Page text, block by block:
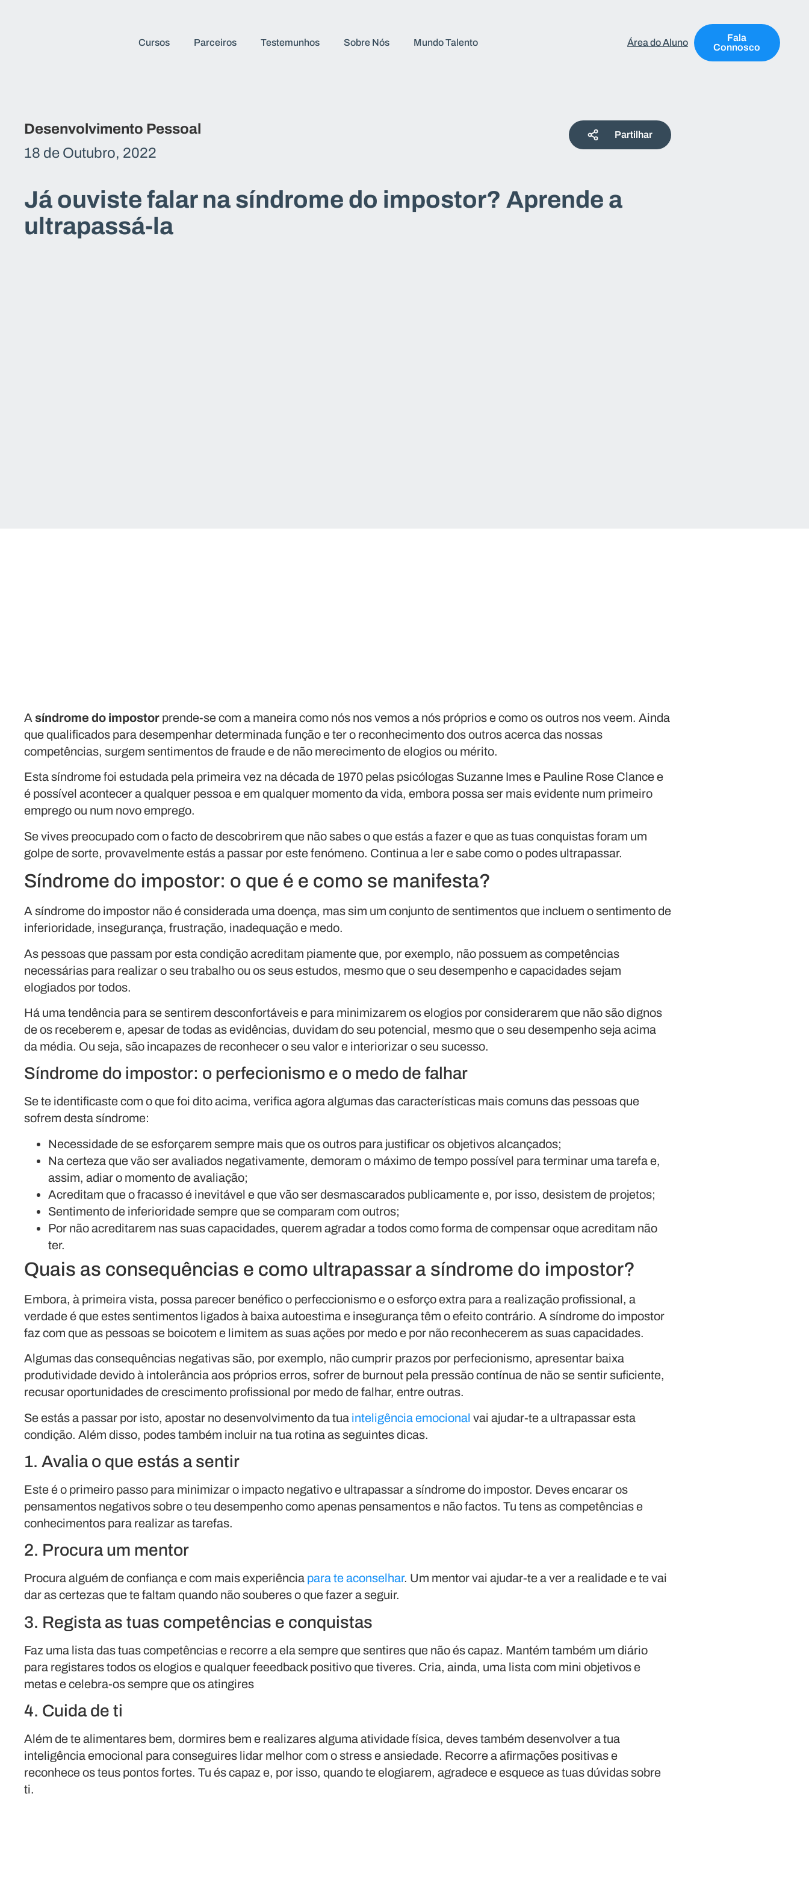
Cursos Parceiros Testemunhos Sobre Nós Mundo Talento Área do Aluno
Fala
Connosco
Desenvolvimento Pessoal
18 de Outubro, 2022
Partilhar
Já ouviste falar na síndrome do impostor? Aprende a
ultrapassá-la
A síndrome do impostor prende-se com a maneira como nós nos vemos a nós próprios e como os outros nos veem. Ainda
que qualificados para desempenhar determinada função e ter o reconhecimento dos outros acerca das nossas
competências, surgem sentimentos de fraude e de não merecimento de elogios ou mérito.
Esta síndrome foi estudada pela primeira vez na década de 1970 pelas psicólogas Suzanne Imes e Pauline Rose Clance e
é possível acontecer a qualquer pessoa e em qualquer momento da vida, embora possa ser mais evidente num primeiro
emprego ou num novo emprego.
Se vives preocupado com o facto de descobrirem que não sabes o que estás a fazer e que as tuas conquistas foram um
golpe de sorte, provavelmente estás a passar por este fenómeno. Continua a ler e sabe como o podes ultrapassar.
Síndrome do impostor: o que é e como se manifesta?
A síndrome do impostor não é considerada uma doença, mas sim um conjunto de sentimentos que incluem o sentimento de
inferioridade, insegurança, frustração, inadequação e medo.
As pessoas que passam por esta condição acreditam piamente que, por exemplo, não possuem as competências
necessárias para realizar o seu trabalho ou os seus estudos, mesmo que o seu desempenho e capacidades sejam
elogiados por todos.
Há uma tendência para se sentirem desconfortáveis e para minimizarem os elogios por considerarem que não são dignos
de os receberem e, apesar de todas as evidências, duvidam do seu potencial, mesmo que o seu desempenho seja acima
da média. Ou seja, são incapazes de reconhecer o seu valor e interiorizar o seu sucesso.
Síndrome do impostor: o perfecionismo e o medo de falhar
Se te identificaste com o que foi dito acima, verifica agora algumas das características mais comuns das pessoas que
sofrem desta síndrome:
Necessidade de se esforçarem sempre mais que os outros para justificar os objetivos alcançados;
Na certeza que vão ser avaliados negativamente, demoram o máximo de tempo possível para terminar uma tarefa e,
assim, adiar o momento de avaliação;
Acreditam que o fracasso é inevitável e que vão ser desmascarados publicamente e, por isso, desistem de projetos;
Sentimento de inferioridade sempre que se comparam com outros;
Por não acreditarem nas suas capacidades, querem agradar a todos como forma de compensar oque acreditam não
ter.
Quais as consequências e como ultrapassar a síndrome do impostor?
Embora, à primeira vista, possa parecer benéfico o perfeccionismo e o esforço extra para a realização profissional, a
verdade é que estes sentimentos ligados à baixa autoestima e insegurança têm o efeito contrário. A síndrome do impostor
faz com que as pessoas se boicotem e limitem as suas ações por medo e por não reconhecerem as suas capacidades.
Algumas das consequências negativas são, por exemplo, não cumprir prazos por perfecionismo, apresentar baixa
produtividade devido à intolerância aos próprios erros, sofrer de burnout pela pressão contínua de não se sentir suficiente,
recusar oportunidades de crescimento profissional por medo de falhar, entre outras.
Se estás a passar por isto, apostar no desenvolvimento da tua inteligência emocional vai ajudar-te a ultrapassar esta
condição. Além disso, podes também incluir na tua rotina as seguintes dicas.
1. Avalia o que estás a sentir
Este é o primeiro passo para minimizar o impacto negativo e ultrapassar a síndrome do impostor. Deves encarar os
pensamentos negativos sobre o teu desempenho como apenas pensamentos e não factos. Tu tens as competências e
conhecimentos para realizar as tarefas.
2. Procura um mentor
Procura alguém de confiança e com mais experiência para te aconselhar. Um mentor vai ajudar-te a ver a realidade e te vai
dar as certezas que te faltam quando não souberes o que fazer a seguir.
3. Regista as tuas competências e conquistas
Faz uma lista das tuas competências e recorre a ela sempre que sentires que não és capaz. Mantém também um diário
para registares todos os elogios e qualquer feeedback positivo que tiveres. Cria, ainda, uma lista com mini objetivos e
metas e celebra-os sempre que os atingires
4. Cuida de ti
Além de te alimentares bem, dormires bem e realizares alguma atividade física, deves também desenvolver a tua
inteligência emocional para conseguires lidar melhor com o stress e ansiedade. Recorre a afirmações positivas e
reconhece os teus pontos fortes. Tu és capaz e, por isso, quando te elogiarem, agradece e esquece as tuas dúvidas sobre
ti.